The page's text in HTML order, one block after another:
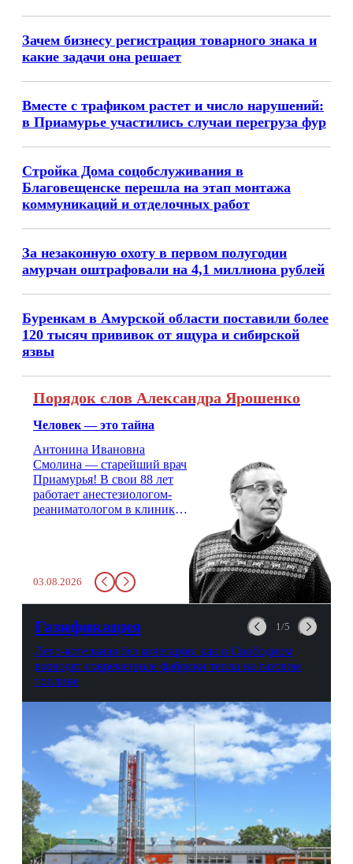
Зачем бизнесу регистрация товарного знака и
какие задачи она решает
Вместе с трафиком растет и число нарушений:
в Приамурье участились случаи перегруза фур
Стройка Дома соцобслуживания в
Благовещенске перешла на этап монтажа
коммуникаций и отделочных работ
За незаконную охоту в первом полугодии
амурчан оштрафовали на 4,1 миллиона рублей
Буренкам в Амурской области поставили более
120 тысяч прививок от ящура и сибирской
язвы
Порядок слов Александра Ярошенко
Человек — это тайна
Антонина Ивановна
Смолина — старейший врач
Приамурья! В свои 88 лет
работает анестезиологом-
реаниматологом в клинике
стажем о жизни, смерти
душе и духе. Откровенно о
03.08.2026
Газификация 1/5
Лего-котельная без кочегаров: как в Свободном
возводят современные фабрики тепла на газовом
топливе